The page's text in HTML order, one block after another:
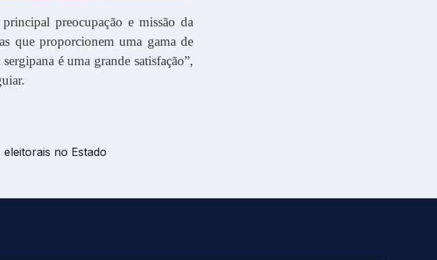
preocupação e missão da
que proporcionem uma gama de
é uma grande satisfação”,
no Estado